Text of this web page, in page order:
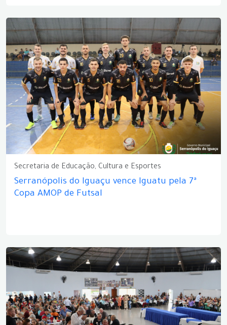
Secretaria de Educação, Cultura e Esportes
Serranópolis do Iguaçu vence Iguatu pela 7ª
Copa AMOP de Futsal